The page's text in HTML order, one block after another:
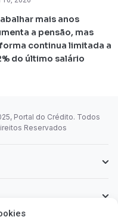
mais anos
a pensão, mas
continua limitada a
do último salário
Portal do Crédito. Todos
Reservados